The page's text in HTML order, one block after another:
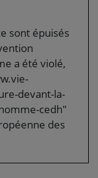
sont épuisés
a été violé,
devant-la-
cedh"
des